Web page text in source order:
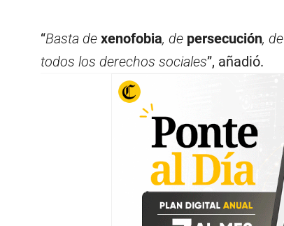
“Basta de xenofobia, de persecución, de
todos los derechos sociales”, añadió.